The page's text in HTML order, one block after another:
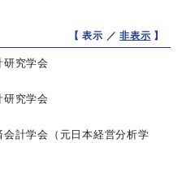
【 表示 ／非表示 】
研究学会
研究学会
会計学会（元日本経営分析学